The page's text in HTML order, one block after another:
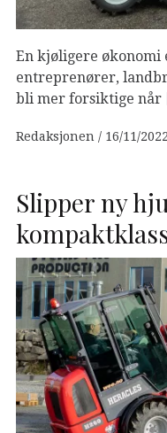
En kjøligere økonomi
entreprenører,
bli mer forsiktige
Redaksjonen 16/11/2022
Slipper ny